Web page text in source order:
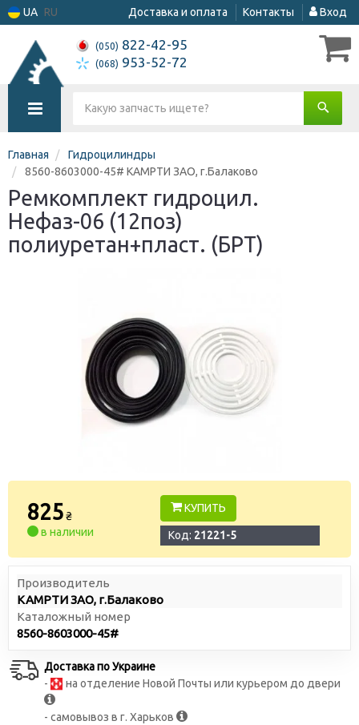
UA RU Доставка и оплата Контакты Вход
(050) 822-42-95
(068) 953-52-72
Главная
Гидроцилиндры
8560-8603000-45# КАМРТИ ЗАО, г.Балаково
Ремкомплект гидроцил.
Нефаз-06 (12поз)
полиуретан+пласт. (БРТ)
825₴
в наличии
КУПИТЬ
Код: 21221-5
Производитель
КАМРТИ ЗАО, г.Балаково
Каталожный номер
8560-8603000-45#
Доставка по Украине
-
на отделение Новой Почты или курьером до двери
- самовывоз в г. Харьков